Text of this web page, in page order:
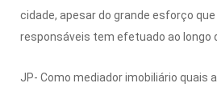
cidade, apesar do grande esforço
responsáveis tem efetuado ao longo
JP- Como mediador imobiliário quais